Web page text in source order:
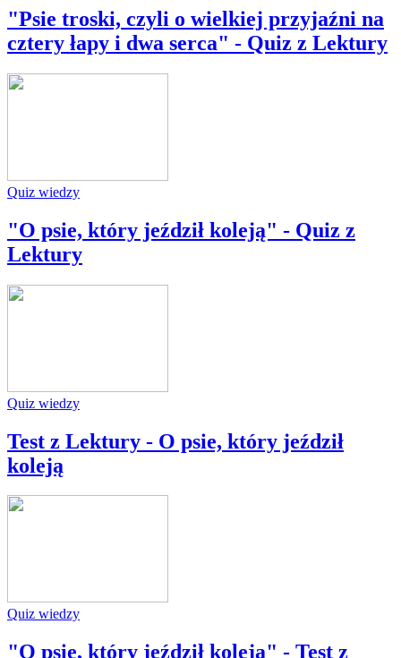
"Psie troski, czyli o wielkiej przyjaźni na
cztery łapy i dwa serca" - Quiz z Lektury
Quiz wiedzy
"O psie, który jeździł koleją" - Quiz z
Lektury
Quiz wiedzy
Test z Lektury - O psie, który jeździł
koleją
Quiz wiedzy
"O psie, który jeździł koleją" - Test z